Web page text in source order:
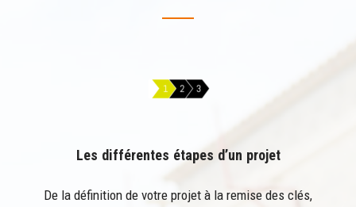
Les différentes étapes d’un projet
De la définition de votre projet à la remise des clés,